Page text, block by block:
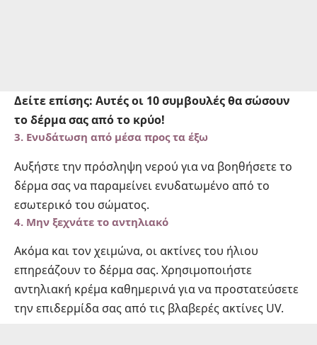
Δείτε επίσης: Αυτές οι 10 συμβουλές θα σώσουν
το δέρμα σας από το κρύο!
3. Ενυδάτωση από μέσα προς τα έξω
Αυξήστε την πρόσληψη νερού για να βοηθήσετε το
δέρμα σας να παραμείνει ενυδατωμένο από το
εσωτερικό του σώματος.
4. Μην ξεχνάτε το αντηλιακό
Ακόμα και τον χειμώνα, οι ακτίνες του ήλιου
επηρεάζουν το δέρμα σας. Χρησιμοποιήστε
αντηλιακή κρέμα καθημερινά για να προστατεύσετε
την επιδερμίδα σας από τις βλαβερές ακτίνες UV.